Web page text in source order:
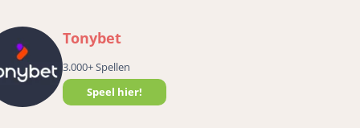
Tonybet
3.000+ Spellen
Speel hier!